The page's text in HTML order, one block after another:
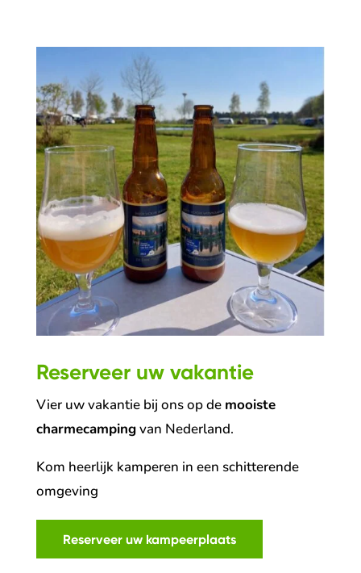
Reserveer uw vakantie
Vier uw vakantie bij ons op de mooiste
charmecampingvan Nederland.
Kom heerlijk kamperen in een schitterende
omgeving
Reserveer uw kampeerplaats